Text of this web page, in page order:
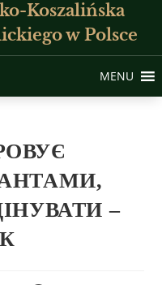
Koszalińska
w Polsce
MENU
–